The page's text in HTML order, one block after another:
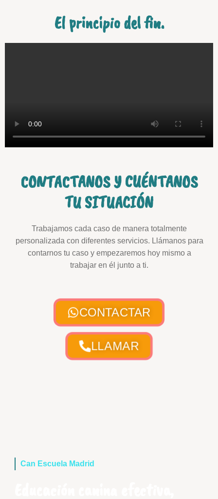
El principio del fin.
CONTACTANOS Y CUÉNTANOS
TU SITUACIÓN
Trabajamos cada caso de manera totalmente
personalizada con diferentes servicios. Llámanos para
contarnos tu caso y empezaremos hoy mismo a
trabajar en él junto a ti.
CONTACTAR
LLAMAR
Can Escuela Madrid